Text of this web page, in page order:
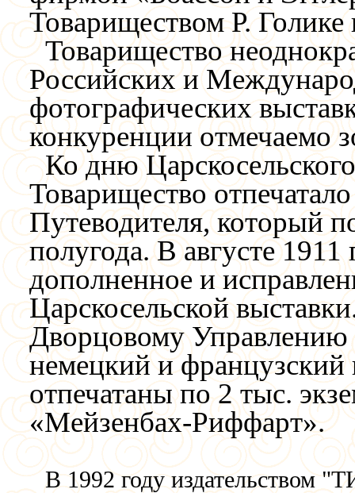
Товариществом Р.
Товарищество
Российских и
фотографических
конкуренции отмечаемо
Ко дню
Товарищество
Путеводителя, который
полугода. В августе
дополненное и
Царскосельской
Дворцовому Управлению
немецкий и
отпечатаны по 2 тыс.
«Мейзенбах-Риффарт».
В 1992 году издательством